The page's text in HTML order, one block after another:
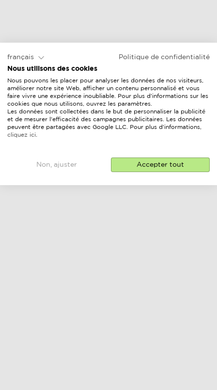
français
Politique de confidentialité
Nous utilisons des cookies
Nous pouvons les placer pour analyser les données de nos visiteurs,
améliorer notre site Web, afficher un contenu personnalisé et vous
faire vivre une expérience inoubliable. Pour plus d'informations sur les
cookies que nous utilisons, ouvrez les paramètres.
Les données sont collectées dans le but de personnaliser la publicité
et de mesurer l'efficacité des campagnes publicitaires. Les données
peuvent être partagées avec Google LLC. Pour plus d'informations,
cliquez ici
Non, ajuster Accepter tout